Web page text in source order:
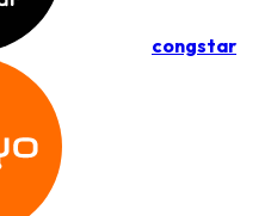
congstar